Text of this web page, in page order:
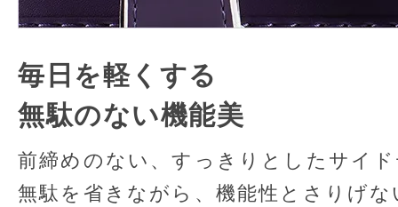
毎日を軽くする
無駄のない機能美
前締めのない、すっきりとしたサイ
無駄を省きながら、機能性とさりげ